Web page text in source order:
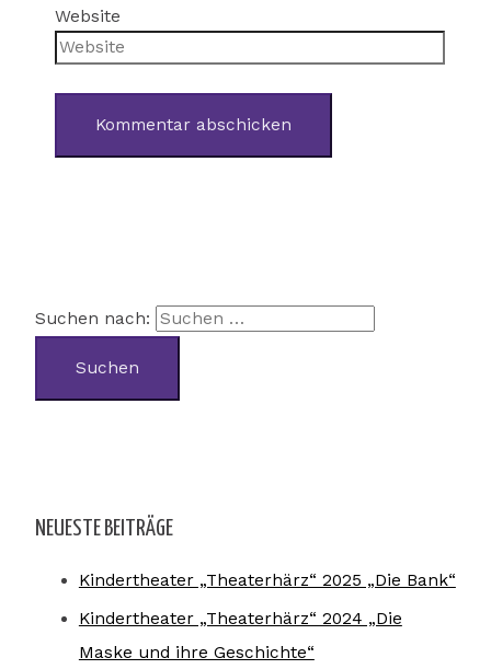
Website
Suchen nach:
NEUESTE BEITRÄGE
Kindertheater „Theaterhärz“ 2025 „Die Bank“
Kindertheater „Theaterhärz“ 2024 „Die
Maske und ihre Geschichte“